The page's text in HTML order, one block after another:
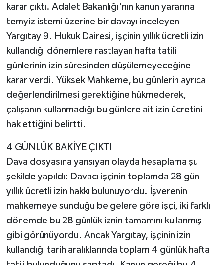
karar çıktı. Adalet Bakanlığı'nın kanun yararına
temyiz istemi üzerine bir davayı inceleyen
Yargıtay 9. Hukuk Dairesi, işçinin yıllık ücretli izin
kullandığı dönemlere rastlayan hafta tatili
günlerinin izin süresinden düşülemeyeceğine
karar verdi. Yüksek Mahkeme, bu günlerin ayrıca
değerlendirilmesi gerektiğine hükmederek,
çalışanın kullanmadığı bu günlere ait izin ücretini
hak ettiğini belirtti.
4 GÜNLÜK BAKİYE ÇIKTI
Dava dosyasına yansıyan olayda hesaplama şu
şekilde yapıldı: Davacı işçinin toplamda 28 gün
yıllık ücretli izin hakkı bulunuyordu. İşverenin
mahkemeye sunduğu belgelere göre işçi, iki farklı
dönemde bu 28 günlük iznin tamamını kullanmış
gibi görünüyordu. Ancak Yargıtay, işçinin izin
kullandığı tarih aralıklarında toplam 4 günlük hafta